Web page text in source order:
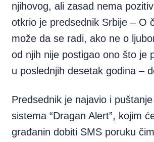
njihovog, ali zasad nema
otkrio je predsednik Srbije – O
može da se radi, ako ne o
od njih nije postigao ono što je
u poslednjih desetak godina –
Predsednik je najavio i
sistema “Dragan Alert”, kojim
građanin dobiti SMS poruku